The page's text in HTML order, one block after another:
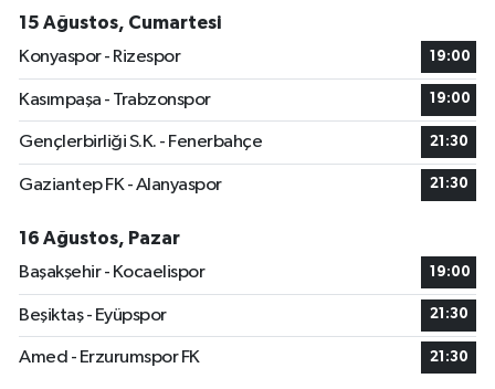
15 Ağustos, Cumartesi
Konyaspor - Rizespor
19:00
Kasımpaşa - Trabzonspor 19:00
Gençlerbirliği S.K. - Fenerbahçe 21:30
Gaziantep FK - Alanyaspor 21:30
16 Ağustos, Pazar
Başakşehir - Kocaelispor
19:00
Beşiktaş - Eyüpspor 21:30
Amed - Erzurumspor FK 21:30